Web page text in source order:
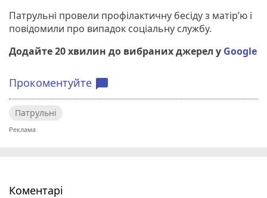
Патрульні провели профілактичну бесіду з матір’ю і
повідомили про випадок соціальну службу.
Додайте 20 хвилин до вибраних джерел у Google
Прокоментуйте chat_bubble
Патрульні
Коментарі